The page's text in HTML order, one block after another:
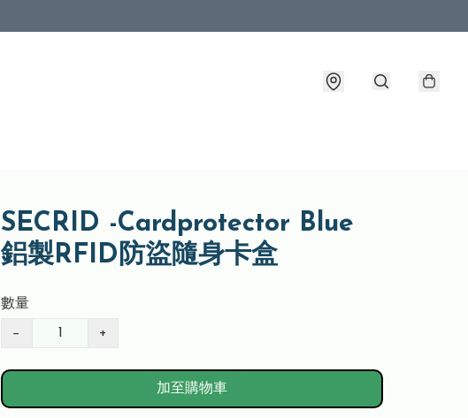
SECRID -Cardprotector Blue
鋁製RFID防盜隨身卡盒
數量
− +
加至購物車